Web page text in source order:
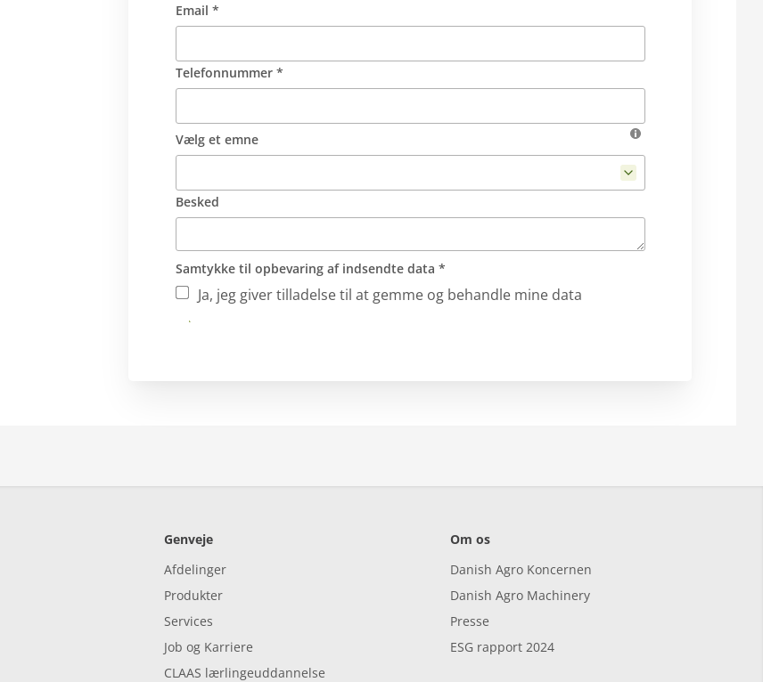
Email *
Telefonnummer *
Vælg et emne
Besked
Samtykke til opbevaring af indsendte data *
Ja, jeg giver tilladelse til at gemme og behandle mine data
Send
Genveje
Afdelinger
Produkter
Services
Job og Karriere
CLAAS lærlingeuddannelse
Om os
Danish Agro Koncernen
Danish Agro Machinery
Presse
ESG rapport 2024